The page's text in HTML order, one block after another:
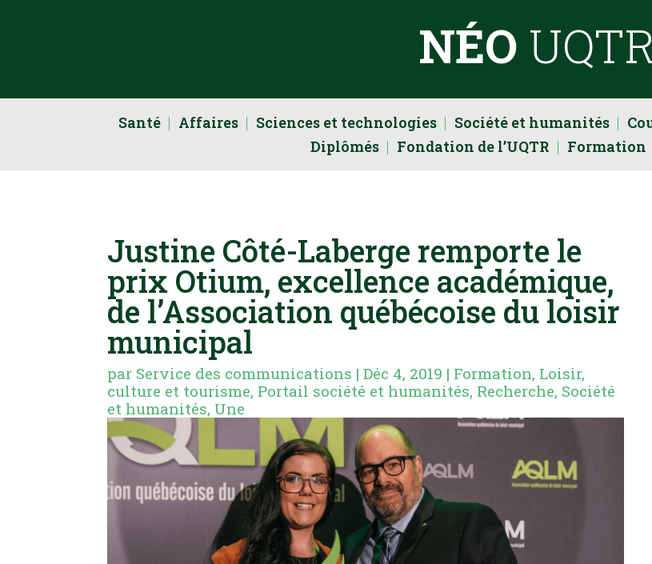
NÉO
Santé Affaires Sciences et technologies Société et humanités
Diplômés
Fondation de l’UQTR Formation
Justine Côté-Laberge remporte le
prix Otium, excellence académique,
de l’Association québécoise du loisir
municipal
par Service des communications |Déc 4, 2019 | Formation, Loisir,
culture et tourisme, Portail société et humanités, Recherche, Société
et humanités, Une